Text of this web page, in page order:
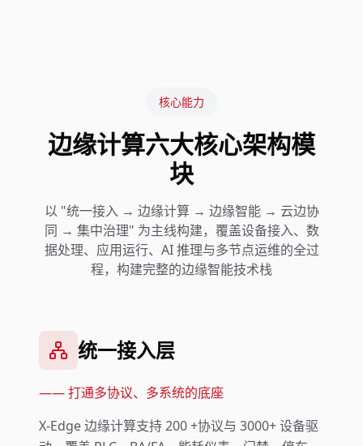
核心能力
边缘计算六大核心架构模
块
以 "统一接入 → 边缘计算 → 边缘智能 → 云边协
同 → 集中治理" 为主线构建，覆盖设备接入、数
据处理、应用运行、AI 推理与多节点运维的全过
程，构建完整的边缘智能技术栈
统一接入层
——打通多协议、多系统的底座
X-Edge 边缘计算支持 200 +协议与 3000+ 设备驱